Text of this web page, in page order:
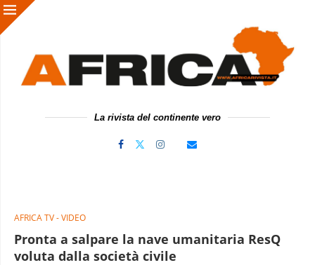
La rivista del continente vero
AFRICA TV - VIDEO
Pronta a salpare la nave umanitaria ResQ
voluta dalla società civile